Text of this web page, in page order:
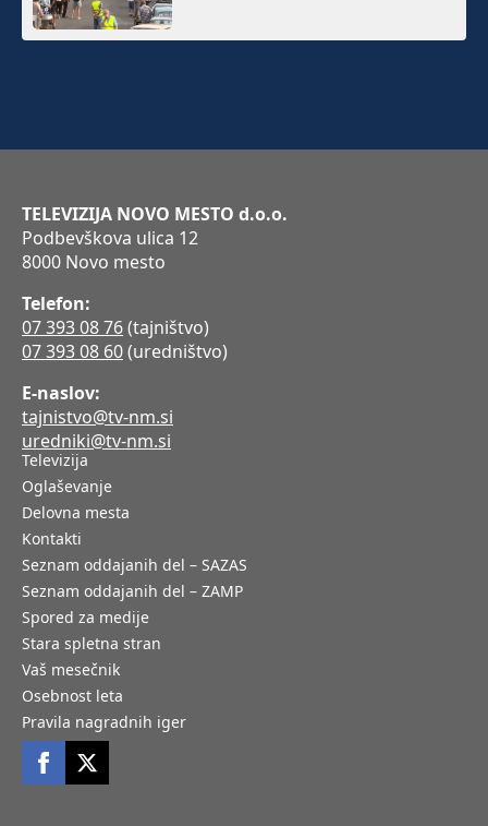
TELEVIZIJA NOVO MESTO d.o.o.
Podbevškova ulica 12
8000 Novo mesto
Telefon:
07 393 08 76(tajništvo)
07 393 08 60(uredništvo)
E-naslov:
tajnistvo@tv-nm.si
uredniki@tv-nm.si
Televizija
Oglaševanje
Delovna mesta
Kontakti
Seznam oddajanih del – SAZAS
Seznam oddajanih del – ZAMP
Spored za medije
Stara spletna stran
Vaš mesečnik
Osebnost leta
Pravila nagradnih iger